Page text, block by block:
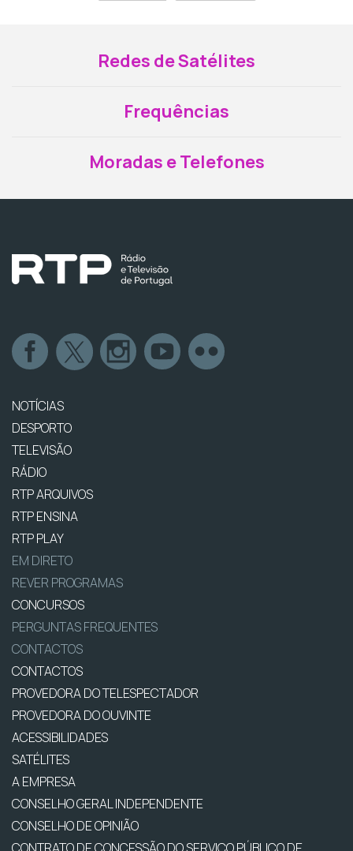
Redes de Satélites
Frequências
Moradas e Telefones
NOTÍCIAS
DESPORTO
TELEVISÃO
RÁDIO
RTP ARQUIVOS
RTP ENSINA
RTP PLAY
EM DIRETO
REVER PROGRAMAS
CONCURSOS
PERGUNTAS FREQUENTES
CONTACTOS
CONTACTOS
PROVEDORA DO TELESPECTADOR
PROVEDORA DO OUVINTE
ACESSIBILIDADES
SATÉLITES
A EMPRESA
CONSELHO GERAL INDEPENDENTE
CONSELHO DE OPINIÃO
CONTRATO DE CONCESSÃO DO SERVIÇO PÚBLICO DE